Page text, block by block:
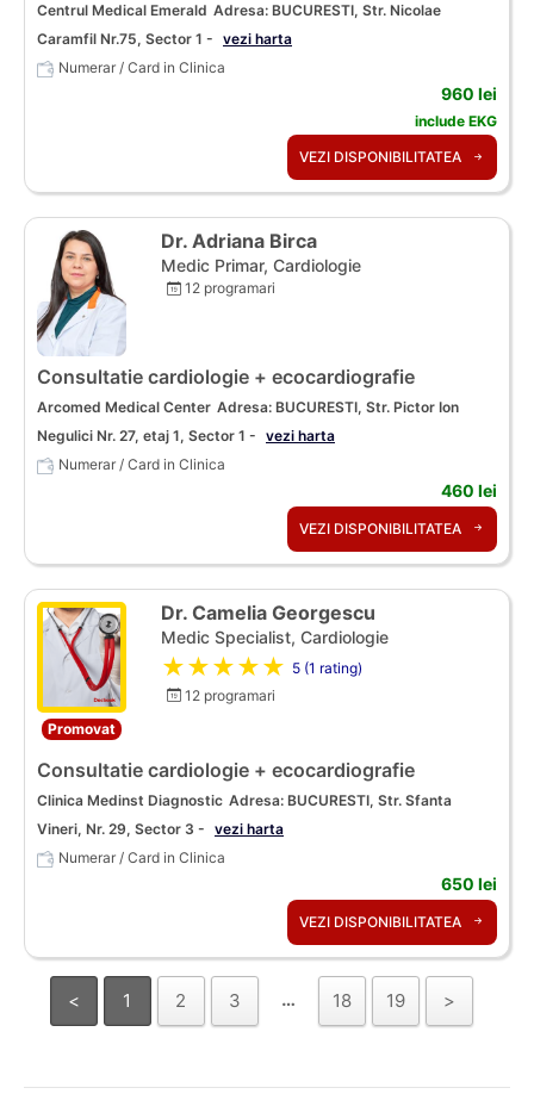
Centrul Medical Emerald Adresa: BUCURESTI, Str. Nicolae
Caramfil Nr.75, Sector 1 - vezi harta
Numerar / Card in Clinica
960 lei
include EKG
VEZI DISPONIBILITATEA
Dr. Adriana Birca
Medic Primar, Cardiologie
12 programari
Consultatie cardiologie + ecocardiografie
Arcomed Medical Center Adresa: BUCURESTI, Str. Pictor Ion
Negulici Nr. 27, etaj 1, Sector 1 - vezi harta
Numerar / Card in Clinica
460 lei
VEZI DISPONIBILITATEA
Promovat
Dr. Camelia Georgescu
Medic Specialist, Cardiologie
★★★★★ 5 (1 rating)
12 programari
Consultatie cardiologie + ecocardiografie
Clinica Medinst Diagnostic Adresa: BUCURESTI, Str. Sfanta
Vineri, Nr. 29, Sector 3 - vezi harta
Numerar / Card in Clinica
650 lei
VEZI DISPONIBILITATEA
< 1 2 3 … 18 19 >